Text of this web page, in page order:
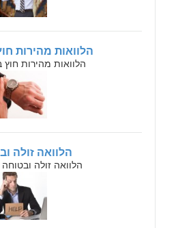
הלוואות מהירות
הלוואות מהירות חוץ
הלוואה זולה
הלוואה זולה ובטוחה